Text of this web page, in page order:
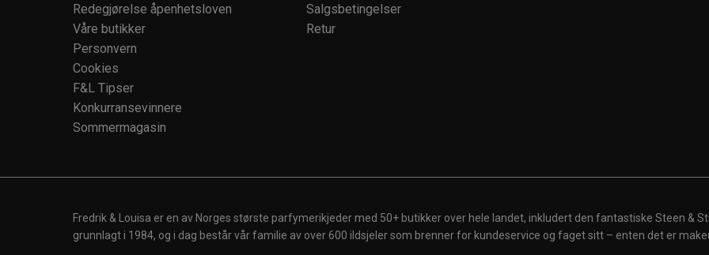
Redegjørelse åpenhetsloven
Våre butikker
Personvern
Cookies
F&L Tipser
Konkurransevinnere
Sommermagasin
Salgsbetingelser
Retur
Fredrik & Louisa er en av Norges største parfymerikjeder med 50+ butikker over hele landet, inkludert den fantastiske Steen &
grunnlagt i 1984, og i dag består vår familie av over 600 ildsjeler som brenner for kundeservice og faget sitt – enten det er